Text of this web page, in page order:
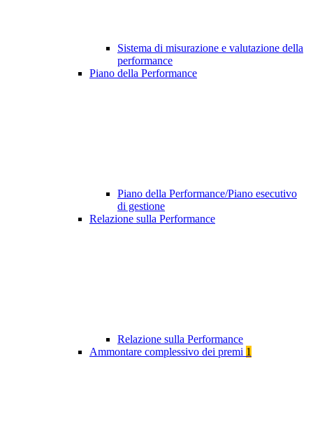
Sistema di misurazione e valutazione della
performance
Piano della Performance
Piano della Performance/Piano esecutivo
di gestione
Relazione sulla Performance
Relazione sulla Performance
Ammontare complessivo dei premi 1